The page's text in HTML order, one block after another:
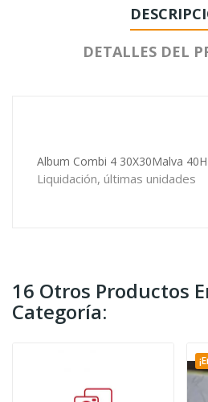
DETALLES DEL
Album Combi 4 30X30Malva
Liquidación, últimas unidades
16 Otros Productos
Categoría: